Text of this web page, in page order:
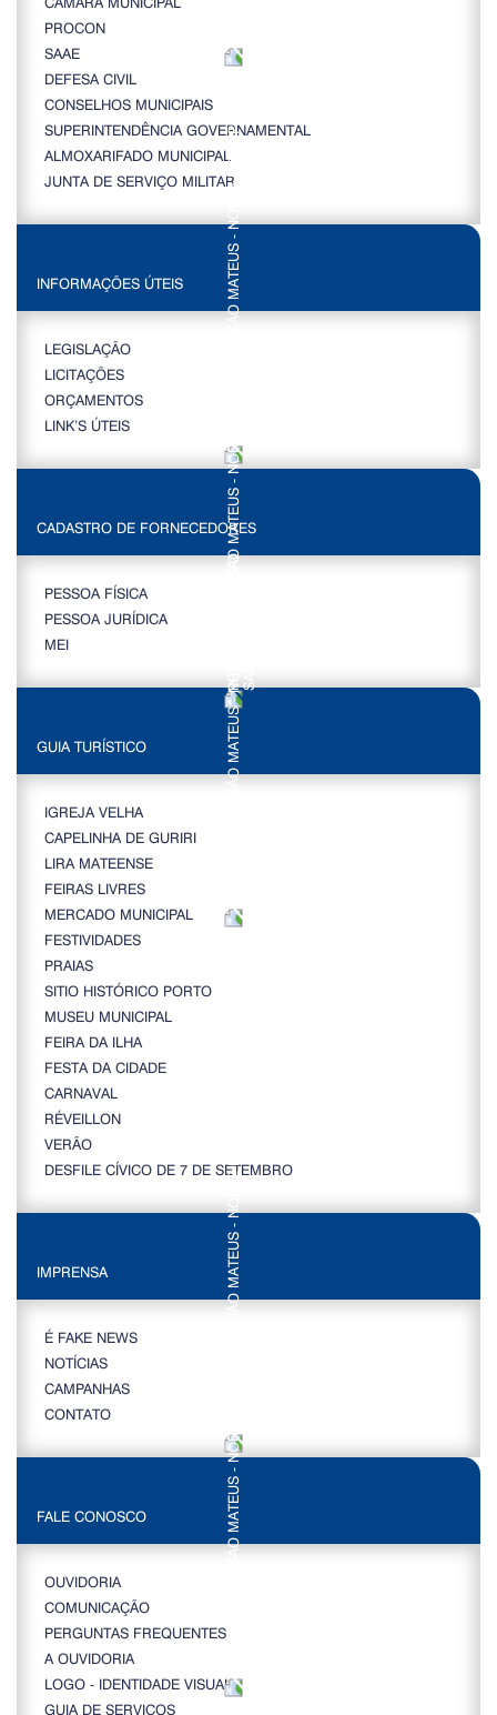
PROCON
SAAE
DEFESA CIVIL
CONSELHOS MUNICIPAIS
SUPERINTENDÊNCIA GOVERNAMENTAL
ALMOXARIFADO MUNICIPAL
JUNTA DE SERVIÇO MILITAR
INFORMAÇÕES ÚTEIS
LEGISLAÇÃO
LICITAÇÕES
ORÇAMENTOS
LINK’S ÚTEIS
CADASTRO DE FORNECEDORES
PESSOA FÍSICA
PESSOA JURÍDICA
MEI
GUIA TURÍSTICO
IGREJA VELHA
CAPELINHA DE GURIRI
LIRA MATEENSE
FEIRAS LIVRES
MERCADO MUNICIPAL
FESTIVIDADES
PRAIAS
SITIO HISTÓRICO PORTO
MUSEU MUNICIPAL
FEIRA DA ILHA
FESTA DA CIDADE
CARNAVAL
RÉVEILLON
VERÃO
DESFILE CÍVICO DE 7 DE SETEMBRO
IMPRENSA
É FAKE NEWS
NOTÍCIAS
CAMPANHAS
CONTATO
FALE CONOSCO
OUVIDORIA
COMUNICAÇÃO
PERGUNTAS FREQUENTES
A OUVIDORIA
LOGO - IDENTIDADE VISUAL
GUIA DE SERVIÇOS